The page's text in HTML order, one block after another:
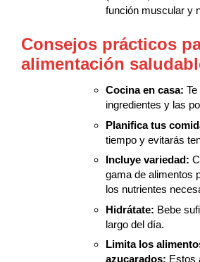
función muscular y
Consejos prácticos
alimentación
Cocina en casa:
ingredientes y las
Planifica tus
tiempo y evitarás
Incluye variedad:
gama de alimentos
los nutrientes
Hidrátate: Bebe
largo del día.
Limita los
azucarados: Estos